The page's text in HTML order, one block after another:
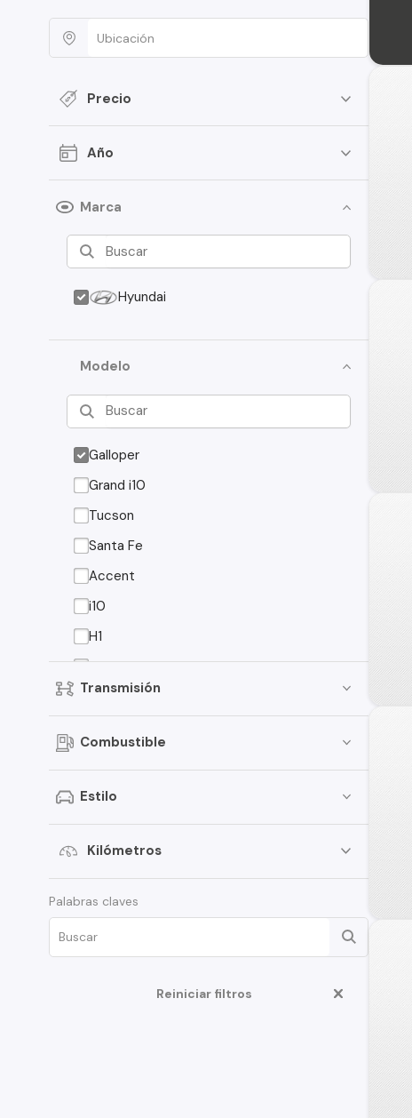
Precio
Año
Marca
Hyundai
Modelo
Galloper
Grand i10
Tucson
Santa Fe
Accent
i10
H1
EON
Elantra
i30
Santamo
Verna
Venue
Grand i-10 Sedán
Transmisión
Combustible
Estilo
Kilómetros
Palabras claves
Reiniciar filtros